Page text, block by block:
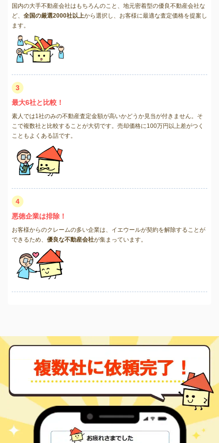
国内の大手不動産会社はもちろんのこと、地元密着型の優良不動産会社な
ど、 全国の厳選2000社以上から選択し、お客様に最適な査定価格を提案し
ます。
3
最大6社と比較！
素人では1社のみの不動産査定金額が高いかどうか見当が付きません。そ
こで複数社と比較することが大切です。売却価格に100万円以上差がつく
こともよくある話です。
4
悪徳企業は排除！
お客様からのクレームの多い企業は、イエウールが契約を解除することが
できるため、 優良な不動産会社が集まっています。